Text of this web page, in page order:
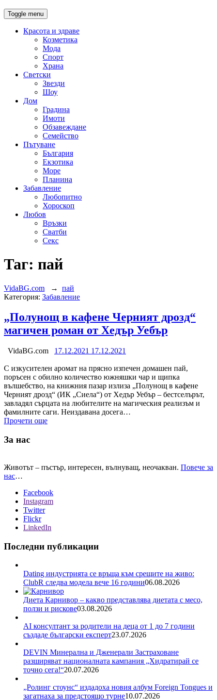
Toggle menu
Красота и здраве
Козметика
Мода
Спорт
Храна
Светски
Звезди
Шоу
Дом
Градина
Имоти
Обзавеждане
Семейство
Пътуване
България
Екзотика
Море
Планина
Забавление
Любопитно
Хороскоп
Любов
Връзки
Сватби
Секс
Таг: пай
VidaBG.com → пай
Категория: Забавление
„Полунощ в кафене Черният дрозд“
магичен роман от Хедър Уебър
VidaBG.com 17.12.2021 17.12.2021
С изкусителен аромат на прясно изпечен домашен пай,
поръсен с обилно количество южняшки чар и щипка
вълшебство, на книжния пазар излиза „Полунощ в кафене
Черният дрозд“ (ИК „Сиела“) от Хедър Уебър – бестселърът,
завладял сърцата на любителите на магическия реализъм и
фамилните саги. Неиздавана досега…
Прочети още
За нас
Животът – пъстър, интересен, вълнуващ, неочакван. Повече за
нас…
Facebook
Instagram
Twitter
Flickr
LinkedIn
Последни публикации
Dating индустрията се връща към срещите на живо:
ClubR следва модела вече 16 години06.08.2026
Диета Карнивор – какво представлява диетата с месо,
ползи и рискове03.08.2026
AI консултант за родители на деца от 1 до 7 години
създаде български експерт23.07.2026
DEVIN Минерална и Дженерали Застраховане
разширяват националната кампания „Хидратирай се
точно сега!“20.07.2026
„Ролинг стоунс“ издадоха новия албум Foreign Tongues и
загатнаха за предстоящо турне10.07.2026